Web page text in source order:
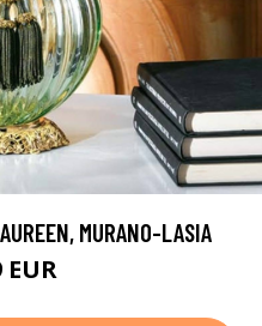
MURANO-LASIA
EUR